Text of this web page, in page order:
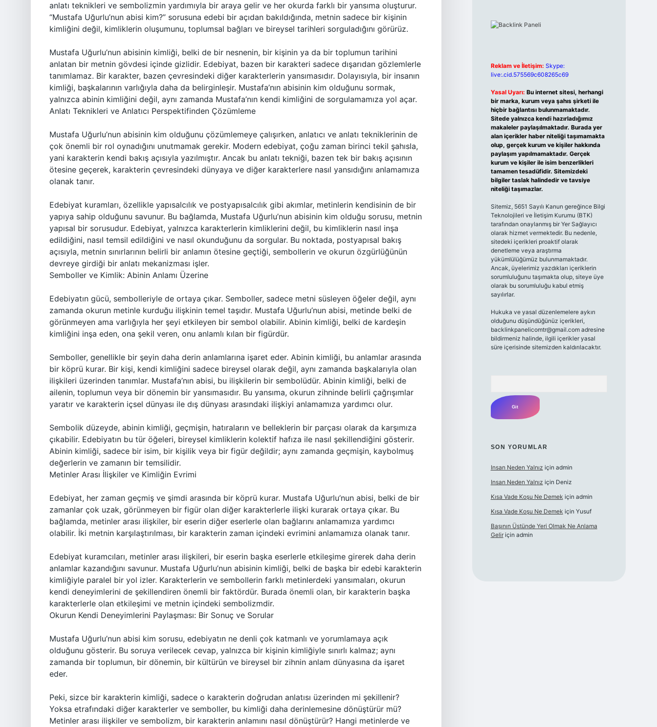
anlatı teknikleri ve sembolizmin yardımıyla bir araya gelir ve her okurda farklı bir yansıma oluşturur.
“Mustafa Uğurlu’nun abisi kim?” sorusuna edebi bir açıdan bakıldığında, metnin sadece bir kişinin
kimliğini değil, kimliklerin oluşumunu, toplumsal bağları ve bireysel tarihleri sorguladığını görürüz.
Mustafa Uğurlu’nun abisinin kimliği, belki de bir nesnenin, bir kişinin ya da bir toplumun tarihini
anlatan bir metnin gövdesi içinde gizlidir. Edebiyat, bazen bir karakteri sadece dışarıdan gözlemlerle
tanımlamaz. Bir karakter, bazen çevresindeki diğer karakterlerin yansımasıdır. Dolayısıyla, bir insanın
kimliği, başkalarının varlığıyla daha da belirginleşir. Mustafa’nın abisinin kim olduğunu sormak,
yalnızca abinin kimliğini değil, aynı zamanda Mustafa’nın kendi kimliğini de sorgulamamıza yol açar.
Anlatı Teknikleri ve Anlatıcı Perspektifinden Çözümleme
Mustafa Uğurlu’nun abisinin kim olduğunu çözümlemeye çalışırken, anlatıcı ve anlatı tekniklerinin de
çok önemli bir rol oynadığını unutmamak gerekir. Modern edebiyat, çoğu zaman birinci tekil şahısla,
yani karakterin kendi bakış açısıyla yazılmıştır. Ancak bu anlatı tekniği, bazen tek bir bakış açısının
ötesine geçerek, karakterin çevresindeki dünyaya ve diğer karakterlere nasıl yansıdığını anlamamıza
olanak tanır.
Edebiyat kuramları, özellikle yapısalcılık ve postyapısalcılık gibi akımlar, metinlerin kendisinin de bir
yapıya sahip olduğunu savunur. Bu bağlamda, Mustafa Uğurlu’nun abisinin kim olduğu sorusu, metnin
yapısal bir sorusudur. Edebiyat, yalnızca karakterlerin kimliklerini değil, bu kimliklerin nasıl inşa
edildiğini, nasıl temsil edildiğini ve nasıl okunduğunu da sorgular. Bu noktada, postyapısal bakış
açısıyla, metnin sınırlarının belirli bir anlamın ötesine geçtiği, sembollerin ve okurun özgürlüğünün
devreye girdiği bir anlatı mekanizması işler.
Semboller ve Kimlik: Abinin Anlamı Üzerine
Edebiyatın gücü, sembolleriyle de ortaya çıkar. Semboller, sadece metni süsleyen öğeler değil, aynı
zamanda okurun metinle kurduğu ilişkinin temel taşıdır. Mustafa Uğurlu’nun abisi, metinde belki de
görünmeyen ama varlığıyla her şeyi etkileyen bir sembol olabilir. Abinin kimliği, belki de kardeşin
kimliğini inşa eden, ona şekil veren, onu anlamlı kılan bir figürdür.
Semboller, genellikle bir şeyin daha derin anlamlarına işaret eder. Abinin kimliği, bu anlamlar arasında
bir köprü kurar. Bir kişi, kendi kimliğini sadece bireysel olarak değil, aynı zamanda başkalarıyla olan
ilişkileri üzerinden tanımlar. Mustafa’nın abisi, bu ilişkilerin bir sembolüdür. Abinin kimliği, belki de
ailenin, toplumun veya bir dönemin bir yansımasıdır. Bu yansıma, okurun zihninde belirli çağrışımlar
yaratır ve karakterin içsel dünyası ile dış dünyası arasındaki ilişkiyi anlamamıza yardımcı olur.
Sembolik düzeyde, abinin kimliği, geçmişin, hatıraların ve belleklerin bir parçası olarak da karşımıza
çıkabilir. Edebiyatın bu tür öğeleri, bireysel kimliklerin kolektif hafıza ile nasıl şekillendiğini gösterir.
Abinin kimliği, sadece bir isim, bir kişilik veya bir figür değildir; aynı zamanda geçmişin, kaybolmuş
değerlerin ve zamanın bir temsilidir.
Metinler Arası İlişkiler ve Kimliğin Evrimi
Edebiyat, her zaman geçmiş ve şimdi arasında bir köprü kurar. Mustafa Uğurlu’nun abisi, belki de bir
zamanlar çok uzak, görünmeyen bir figür olan diğer karakterlerle ilişki kurarak ortaya çıkar. Bu
bağlamda, metinler arası ilişkiler, bir eserin diğer eserlerle olan bağlarını anlamamıza yardımcı
olabilir. İki metnin karşılaştırılması, bir karakterin zaman içindeki evrimini anlamamıza olanak tanır.
Edebiyat kuramcıları, metinler arası ilişkileri, bir eserin başka eserlerle etkileşime girerek daha derin
anlamlar kazandığını savunur. Mustafa Uğurlu’nun abisinin kimliği, belki de başka bir edebi karakterin
kimliğiyle paralel bir yol izler. Karakterlerin ve sembollerin farklı metinlerdeki yansımaları, okurun
kendi deneyimlerini de şekillendiren önemli bir faktördür. Burada önemli olan, bir karakterin başka
karakterlerle olan etkileşimi ve metnin içindeki sembolizmdir.
Okurun Kendi Deneyimlerini Paylaşması: Bir Sonuç ve Sorular
Mustafa Uğurlu’nun abisi kim sorusu, edebiyatın ne denli çok katmanlı ve yorumlamaya açık
olduğunu gösterir. Bu soruya verilecek cevap, yalnızca bir kişinin kimliğiyle sınırlı kalmaz; aynı
zamanda bir toplumun, bir dönemin, bir kültürün ve bireysel bir zihnin anlam dünyasına da işaret
eder.
Peki, sizce bir karakterin kimliği, sadece o karakterin doğrudan anlatısı üzerinden mi şekillenir?
Yoksa etrafındaki diğer karakterler ve semboller, bu kimliği daha derinlemesine dönüştürür mü?
Metinler arası ilişkiler ve sembolizm, bir karakterin anlamını nasıl dönüştürür? Hangi metinlerde ve
Reklam ve İletişim: Skype:
live:.cid.575569c608265c69
Yasal Uyarı: Bu internet sitesi, herhangi
bir marka, kurum veya şahıs şirketi ile
hiçbir bağlantısı bulunmamaktadır.
Sitede yalnızca kendi hazırladığımız
makaleler paylaşılmaktadır. Burada yer
alan içerikler haber niteliği taşımamakta
olup, gerçek kurum ve kişiler hakkında
paylaşım yapılmamaktadır. Gerçek
kurum ve kişiler ile isim benzerlikleri
tamamen tesadüfidir. Sitemizdeki
bilgiler taslak halindedir ve tavsiye
niteliği taşımazlar.
Sitemiz, 5651 Sayılı Kanun gereğince Bilgi
Teknolojileri ve İletişim Kurumu (BTK)
tarafından onaylanmış bir Yer Sağlayıcı
olarak hizmet vermektedir. Bu nedenle,
sitedeki içerikleri proaktif olarak
denetleme veya araştırma
yükümlülüğümüz bulunmamaktadır.
Ancak, üyelerimiz yazdıkları içeriklerin
sorumluluğunu taşımakta olup, siteye üye
olarak bu sorumluluğu kabul etmiş
sayılırlar.
Hukuka ve yasal düzenlemelere aykırı
olduğunu düşündüğünüz içerikleri,
backlinkpanelicomtr@gmail.comadresine
bildirmeniz halinde, ilgili içerikler yasal
süre içerisinde sitemizden kaldırılacaktır.
SON YORUMLAR
Insan Neden Yalnız için admin
Insan Neden Yalnız için Deniz
Kısa Vade Koşu Ne Demek için admin
Kısa Vade Koşu Ne Demek için Yusuf
Başının Üstünde Yeri Olmak Ne Anlama
Geliriçin admin